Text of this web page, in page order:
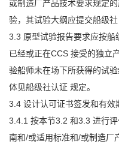
或制造厂产品技术要求规定
验，其试验大纲应提交船级社
3.3 原型试验报告要求应按
已经或正在CCS 接受的独立
验船师未在场下所获得的试
体见船级社认证 规定。
3.4 设计认可证书签发和有效
3.4.1 按本节3.2 和3.3 进行
南和/或适用标准和/或制造厂